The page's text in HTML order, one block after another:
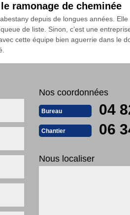
ramonage de cheminée
depuis de longues années.
de liste. Sinon, c’est une
cette équipe bien aguerrie dans le
Nos coordonnées
Bureau 04
Chantier 06
Nous localiser